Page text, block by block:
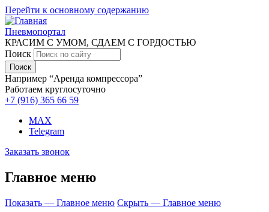
Перейти к основному содержанию
Пневмопортал
КРАСИМ С УМОМ, СДАЕМ С ГОРДОСТЬЮ
Поиск
Например “Аренда компрессора”
Работаем круглосуточно
+7 (916) 365 66 59
MAX
Telegram
Заказать звонок
Главное меню
Показать — Главное меню Скрыть — Главное меню